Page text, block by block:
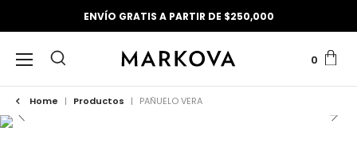
ENVÍO GRATIS A PARTIR DE $250,000
0
Home | Productos | PAÑUELO VERA